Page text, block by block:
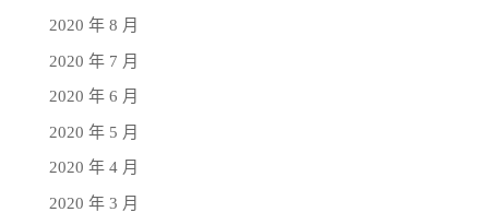
2020 年 8 月
2020 年 7 月
2020 年 6 月
2020 年 5 月
2020 年 4 月
2020 年 3 月